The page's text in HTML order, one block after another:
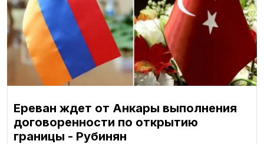
Ереван ждет от Анкары выполнения
договоренности по открытию
границы - Рубинян